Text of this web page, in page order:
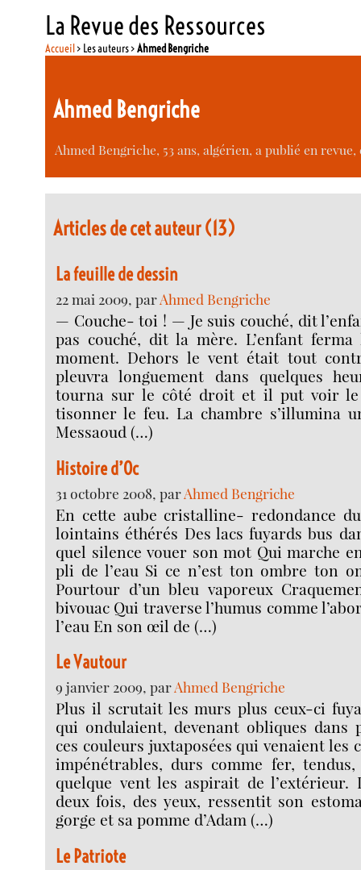
La Revue des Ressources
Accueil> Les auteurs >Ahmed Bengriche
Ahmed Bengriche
Ahmed Bengriche, 53 ans, algérien, a publié en
Articles de cet auteur (13)
La feuille de dessin
22 mai 2009, parAhmed Bengriche
— Couche- toi ! — Je suis couché, dit
pas couché, dit la mère. L’enfant
moment. Dehors le vent était tout
pleuvra longuement dans quelques
tourna sur le côté droit et il put voir le
tisonner le feu. La chambre s’illumina
Messaoud (…)
Histoire d’Oc
31 octobre 2008, parAhmed Bengriche
En cette aube cristalline- redondance
lointains éthérés Des lacs fuyards bus
quel silence vouer son mot Qui marche
pli de l’eau Si ce n’est ton ombre ton
Pourtour d’un bleu vaporeux
bivouac Qui traverse l’humus comme
l’eau En son œil de (…)
Le Vautour
9 janvier 2009, parAhmed Bengriche
Plus il scrutait les murs plus ceux-ci
qui ondulaient, devenant obliques dans
ces couleurs juxtaposées qui venaient les
impénétrables, durs comme fer,
quelque vent les aspirait de
deux fois, des yeux, ressentit son
gorge et sa pomme d’Adam (…)
Le Patriote